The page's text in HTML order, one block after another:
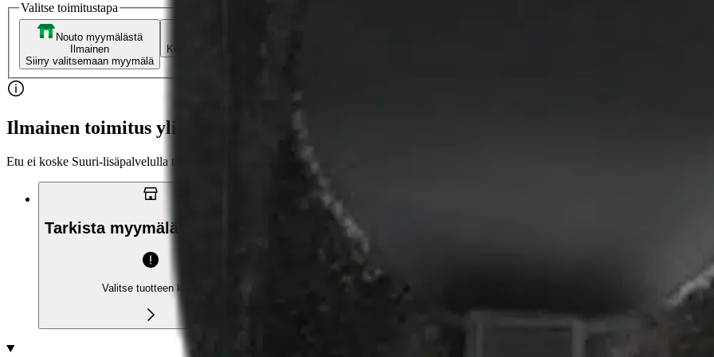
Valitse toimitustapa
Nouto myymälästä
Ilmainen
Siirry valitsemaan myymälä
Kotiin tai noutopisteeseen
Ilmainen toimitus yli 100 €:n tilauksille Postin pakettiautomaattiin tai
Etu ei koske Suuri‑lisäpalvelulla toimitettavia tuotteita.
Tarkista myymäläsaatavuus
Valitse tuotteen koko